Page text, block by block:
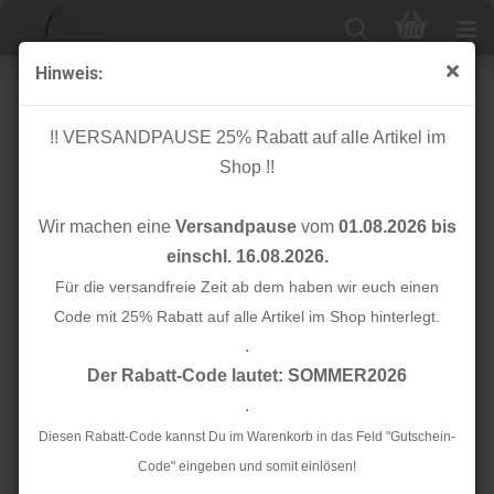
Hinweis:
!! VERSANDPAUSE 25% Rabatt auf alle Artikel im
Shop !!
Wir machen eine Versandpausevom 01.08.2026 bis
einschl. 16.08.2026.
Für die versandfreie Zeit ab dem haben wir euch einen
Code mit 25% Rabatt auf alle Artikel im Shop hinterlegt.
.
Der Rabatt-Code lautet: SOMMER2026
.
Diesen Rabatt-Code kannst Du im Warenkorb in das Feld "Gutschein-
Code" eingeben und somit einlösen!
Cuff me - Bio Bündchen - College Col. 115 - Weekender
- Hamburger Liebe